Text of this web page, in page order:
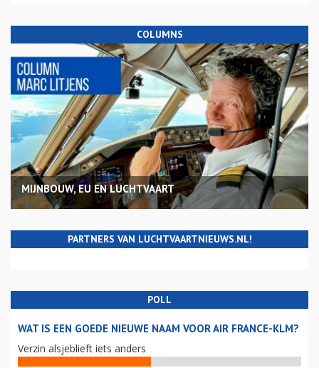
COLUMNS
MIJNBOUW, EU EN LUCHTVAART
PARTNERS VAN LUCHTVAARTNIEUWS.NL!
POLL
WAT IS EEN GOEDE NIEUWE NAAM VOOR AIR FRANCE-KLM?
Verzin alsjeblieft iets anders